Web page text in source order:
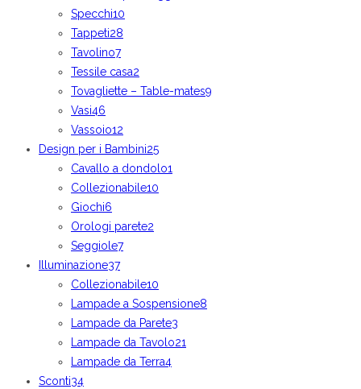
Specchi10
Tappeti28
Tavolino7
Tessile casa2
Tovagliette – Table-mates9
Vasi46
Vassoio12
Design per i Bambini25
Cavallo a dondolo1
Collezionabile10
Giochi6
Orologi parete2
Seggiole7
Illuminazione37
Collezionabile10
Lampade a Sospensione8
Lampade da Parete3
Lampade da Tavolo21
Lampade da Terra4
Sconti34